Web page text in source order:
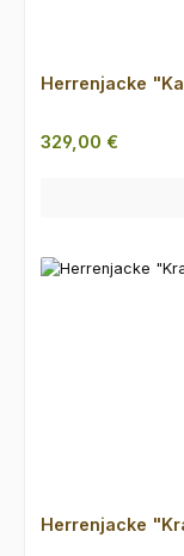
Herrenjacke
Regulärer Preis:
329,00 €
Herrenjacke